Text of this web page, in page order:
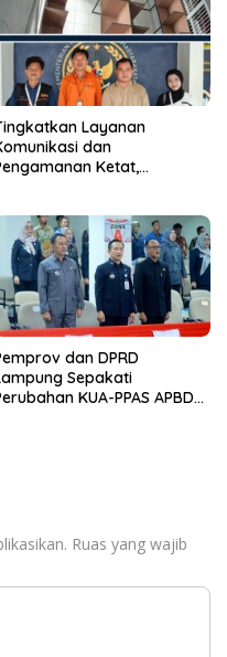
Layanan
dan
Ketat,
Wartelsuspas Serta
Kamera Pengawas
dan DPRD
Sepakati
KUA-PPAS APBD
Ruas yang wajib